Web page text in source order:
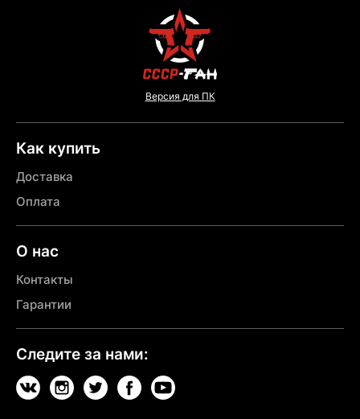
Версия для ПК
Как купить
Доставка
Оплата
О нас
Контакты
Гарантии
Следите за нами: